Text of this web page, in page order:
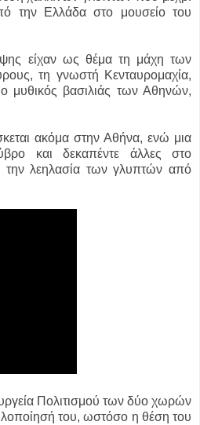
την Ελλάδα στο μουσείο του
είχαν ως θέμα τη μάχη των
τη γνωστή Κενταυρομαχία,
μυθικός βασιλιάς των Αθηνών,
ακόμα στην Αθήνα, ενώ μια
και δεκαπέντε άλλες στο
την λεηλασία των γλυπτών από
Πολιτισμού των δύο χωρών
του, ωστόσο η θέση του